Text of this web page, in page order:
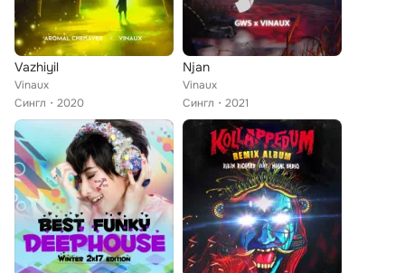
Vazhiyil
Vinaux
Сингл
2020
Njan
Vinaux
Сингл
2021